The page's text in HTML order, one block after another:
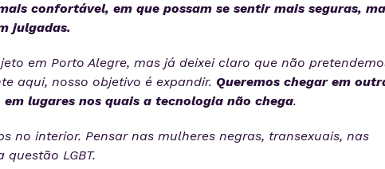
confortável, em que possam se sentir mais seguras,
julgadas.
em Porto Alegre, mas já deixei claro que não
aqui, nosso objetivo é expandir. Queremos chegar em
lugares nos quais a tecnologia não chega.
no interior. Pensar nas mulheres negras, transexuais, nas
LGBT.